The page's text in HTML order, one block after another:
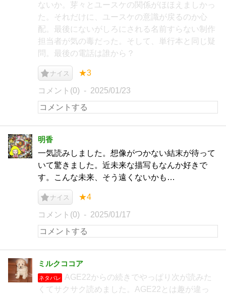
ないか。芽々とユースケの関係がほほえましかっ
た。それだけに、ユースケの意識が戻るのか心
配。最後にないがしろにされる名前すらない制作
担当者が気の毒だった。そして、単行本と同じ疑
問。最後の電話は誰から？
ナイス ★3
コメント(0) 2025/01/23
明香
一気読みしました。想像がつかない結末が待って
いて驚きました。近未来な描写もなんか好きで
す。こんな未来、そう遠くないかも…
ナイス ★4
コメント(0) 2025/01/17
ミルクココア
ネタバレ
AGE22からの続きでやっぱり次が読みた
くてサクサク読めました。AGE22とは趣が違っ